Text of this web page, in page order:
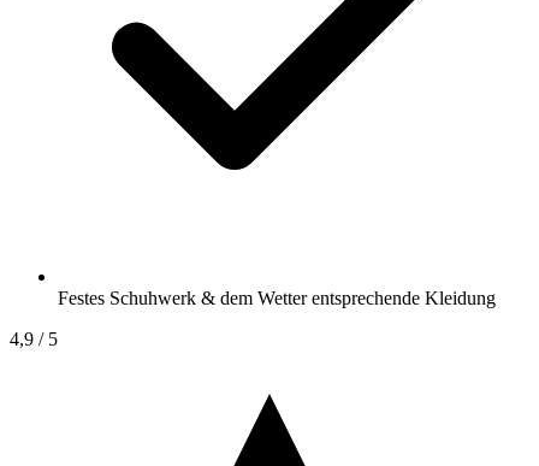
Festes Schuhwerk & dem Wetter entsprechende Kleidung
4,9 / 5